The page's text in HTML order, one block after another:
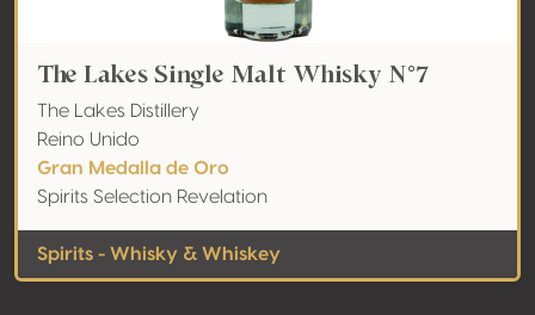
The Lakes Single Malt Whisky N°7
The Lakes Distillery
Reino Unido
Gran Medalla de Oro
Spirits Selection Revelation
Spirits - Whisky & Whiskey